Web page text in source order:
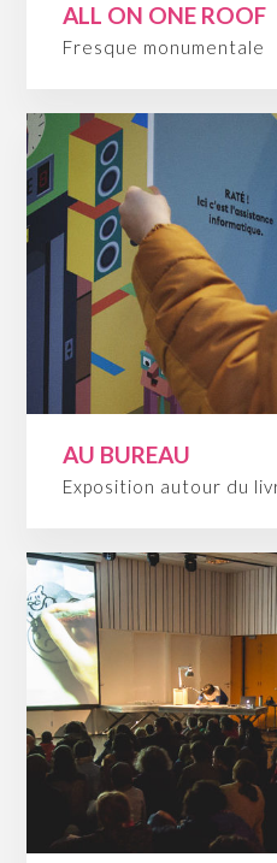
ALL ON ONE ROOF
Fresque monumentale
AU BUREAU
Exposition autour du